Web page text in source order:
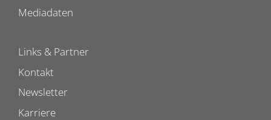
Mediadaten
Links & Partner
Kontakt
Newsletter
Karriere